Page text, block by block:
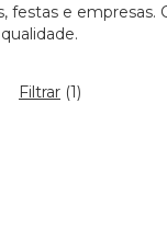
e
qualidade.
Filtrar (1)